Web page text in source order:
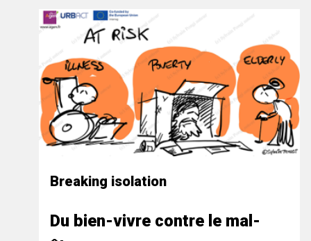
Breaking isolation
Du bien-vivre contre le mal-